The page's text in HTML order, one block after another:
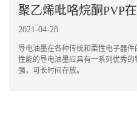
2021-04-28
导电油墨在各种传统和柔性电子器
性能的导电油墨应具有一系列优秀
强，可长时间存放。